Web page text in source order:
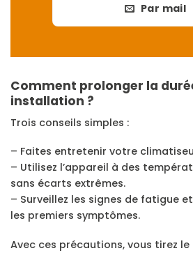
Par mail
Comment prolonger la
installation ?
Trois conseils simples :
– Faites entretenir votre
– Utilisez l’appareil à des
sans écarts extrêmes.
– Surveillez les signes de fatigue
les premiers symptômes.
Avec ces précautions, vous tirez